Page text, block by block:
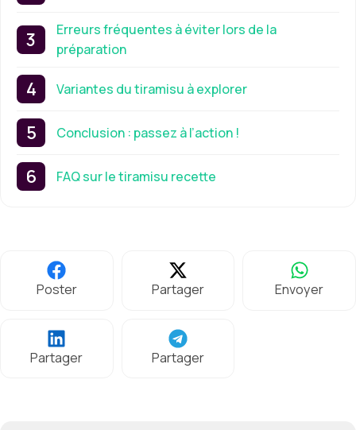
Erreurs fréquentes à éviter lors de la
préparation
Variantes du tiramisu à explorer
Conclusion : passez à l’action !
FAQ sur le tiramisu recette
Poster Partager Envoyer
Partager Partager